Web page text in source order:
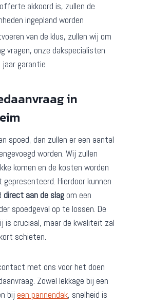
akkoord is, zullen de
ingepland worden
van de klus, zullen wij om
vragen, onze dakspecialisten
jaar garantie
in
spoed, dan zullen er een aantal
worden. Wij zullen
komen en de kosten worden
gepresenteerd. Hierdoor kunnen
direct aan de slag om een
spoedgeval op te lossen. De
is cruciaal, maar de kwaliteit zal
schieten.
met ons voor het doen
Zowel lekkage bij een
bij een pannendak, snelheid is